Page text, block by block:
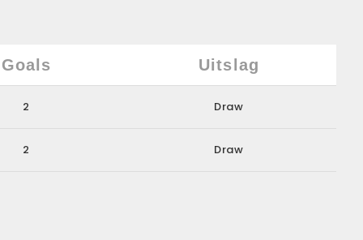
Goals Uitslag
2 Draw
2 Draw